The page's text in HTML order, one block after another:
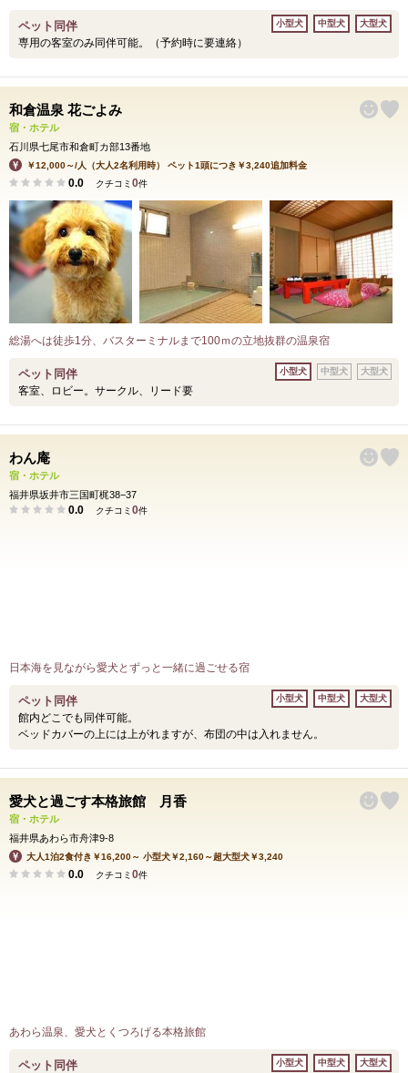
ペット同伴
専用の客室のみ同伴可能。（予約時に要連絡）
小型犬 中型犬 大型犬
和倉温泉 花ごよみ
宿・ホテル
石川県七尾市和倉町カ部13番地
￥12,000～/人（大人2名利用時） ペット1頭につき￥3,240追加料金
0.0 クチコミ 0件
総湯へは徒歩1分、バスターミナルまで100ｍの立地抜群の温泉宿
ペット同伴
客室、ロビー。サークル、リード要
小型犬 中型犬 大型犬
わん庵
宿・ホテル
福井県坂井市三国町梶38−37
0.0 クチコミ 0件
日本海を見ながら愛犬とずっと一緒に過ごせる宿
ペット同伴
館内どこでも同伴可能。
ベッドカバーの上には上がれますが、布団の中は入れません。
小型犬 中型犬 大型犬
愛犬と過ごす本格旅館 月香
宿・ホテル
福井県あわら市舟津9-8
大人1泊2食付き￥16,200～ 小型犬￥2,160～超大型犬￥3,240
0.0 クチコミ 0件
あわら温泉、愛犬とくつろげる本格旅館
ペット同伴 小型犬 中型犬 大型犬